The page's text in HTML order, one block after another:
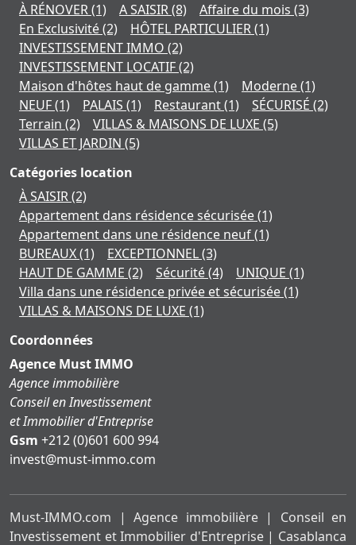
À RÉNOVER(1) A SAISIR(8) Affaire du mois (3)
En Exclusivité(2) HÔTEL PARTICULIER(1)
INVESTISSEMENT IMMO (2)
INVESTISSEMENT LOCATIF(2)
Maison d'hôtes haut de gamme(1) Moderne(1)
NEUF(1) PALAIS (1) Restaurant(1) SÉCURISÉ (2)
Terrain (2) VILLAS & MAISONS DE LUXE (5)
VILLAS ET JARDIN (5)
Catégories location
À SAISIR(2)
Appartement dans résidence sécurisée(1)
Appartement dans une résidence neuf(1)
BUREAUX(1) EXCEPTIONNEL(3)
HAUT DE GAMME (2) Sécurité(4) UNIQUE (1)
Villa dans une résidence privée et sécurisée(1)
VILLAS & MAISONS DE LUXE (1)
Coordonnées
Agence Must IMMO
Agence immobilière
Conseil en Investissement
et Immobilier d'Entreprise
Gsm +212 (0)601 600 994
moc.ommi-tsum@tsevni
Must-IMMO.com | Agence immobilière | Conseil en
Investissement et Immobilier d'Entreprise | Casablanca